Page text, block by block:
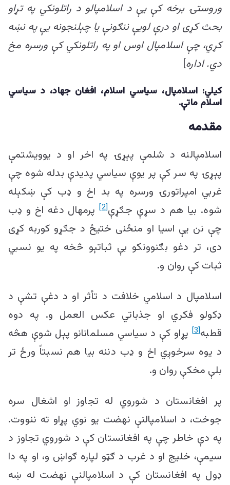
وروستۍ برخه کې یې د اسلامپالو د راتلونکي په تړاو
بحث کړی او درې لویې ننګونې یا چېلنجونه یې په نښه
کړي، چې اسلامپال اوس او په راتلونکي کې ورسره مخ
دي. اداره]
کیلي: اسلامپال، سیاسي اسلام، افغان جهاد، د سیاسي
اسلام ماتې.
مقدمه
اسلامپالنه د شلمې پېړۍ په اخر او د یوویشتمې
پېړۍ په سر کې پر یوې سیاسي پدیدې بدله شوه چې
غربي امپراتورۍ ورسره په بد اخ و ډب کې ښکېله
شوه. بیا هم د سړې جګړې[2] پرمهال دغه اخ و ډب
چې نن یې اسیا او منځنی ختیځ د جګړو کوربه کړی
دی، تر دغو بګنوونکو بې ثباتېو څخه په یو نسبي
ثبات کې روان و.
اسلامپال د اسلامي خلافت د تأثر او د دغې تشې د
ډکولو فکري او جذباتي عکس العمل و. په دوه
قطبه[3]
پړاو کې د سیاسي مسلمانانو پېل شوې هڅه
د یوه سرخوږي اخ و ډب دننه بیا هم نسبتاً ورځ تر
بلې مخکې روان و.
پر افغانستان د شوروي له تجاوز او اشغال سره
جوخت، د اسلامپالنې نهضت یو نوي پړاو ته ننووت.
په دې خاطر چې په افغانستان کې د شوروي تجاوز د
سیمې، خلیج او د غرب د ګټو لپاره ګواښ و، او په دا
ډول په افغانستان کې د اسلامپالنې نهضت له ښه